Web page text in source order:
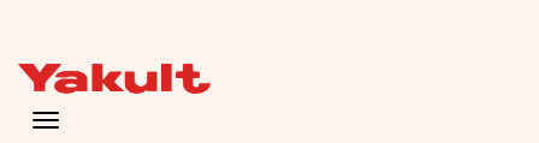
Toggle navigation